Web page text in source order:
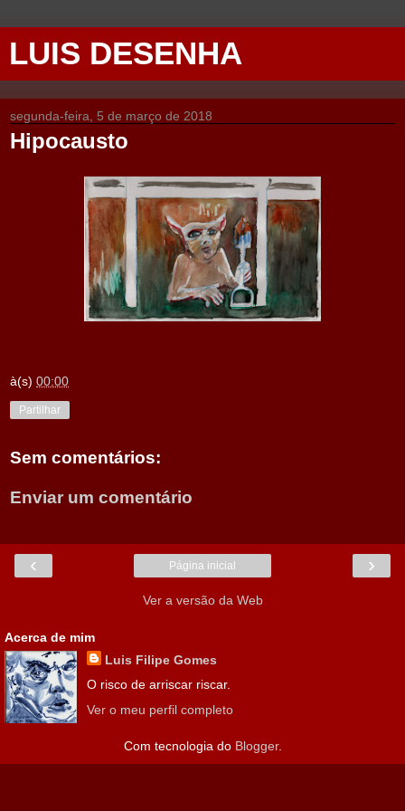
LUIS DESENHA
segunda-feira, 5 de março de 2018
Hipocausto
à(s) 00:00
Partilhar
Sem comentários:
Enviar um comentário
‹ ›
Página inicial
Ver a versão da Web
Acerca de mim
Luis Filipe Gomes
O risco de arriscar riscar.
Ver o meu perfil completo
Com tecnologia do Blogger.